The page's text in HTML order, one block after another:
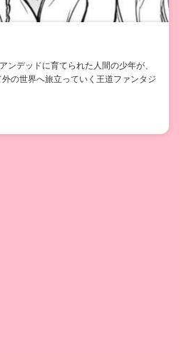
ンデッドに育てられた人間の少年が、
の世界へ旅立っていく王道ファンタジ